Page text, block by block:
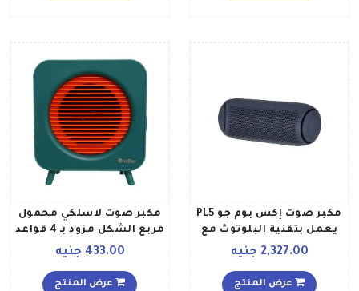
مكبر صوت إكس بوم جو PL5
يعمل بتقنية البلوتوث مع
تقنية ميريديان الصوتية
2,327.00 جنيه
عرض المنتج
مكبر صوت لاسلكي محمول
مربع الشكل مزود بـ 4 قواعد
من المعدن ويد من
Green أخضر
433.00 جنيه
عرض المنتج